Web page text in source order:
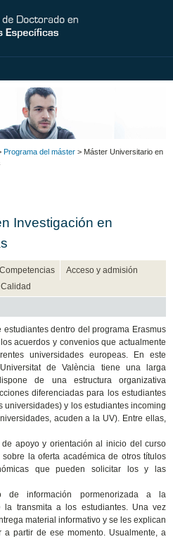
Programa del máster > Máster Universitario en
Investigación en
Competencias
Acceso y admisión
Calidad
dentro del programa Erasmus
acuerdos y convenios que actualmente
universidades europeas. En este
de València tiene una larga
de una estructura organizativa
diferenciadas para los estudiantes
universidades) y los estudiantes incoming
acuden a la UV). Entre ellas,
apoyo y orientación al inicio del curso
la oferta académica de otros títulos
que pueden solicitar los y las
de información pormenorizada a la
transmita a los estudiantes. Una vez
material informativo y se les explican
partir de ese momento. Usualmente, a